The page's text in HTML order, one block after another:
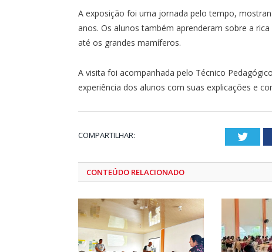
A exposição foi uma jornada pelo tempo,
anos. Os alunos também aprenderam sobre a
até os grandes mamíferos.
A visita foi acompanhada pelo Técnico
experiência dos alunos com suas explicações e
COMPARTILHAR:
CONTEÚDO RELACIONADO